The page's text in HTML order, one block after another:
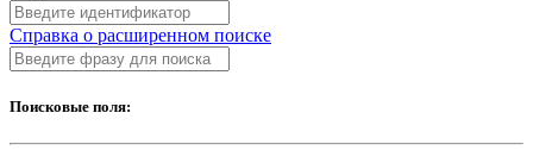
Справка о расширенном поиске
Поисковые поля: